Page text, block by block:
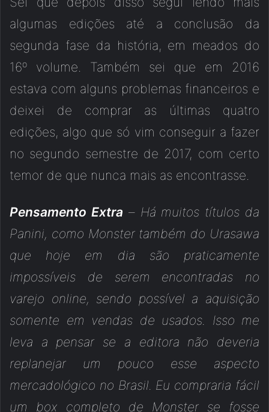
algumas edições até a conclusão da
segunda fase da história, em meados do
16º volume. Também sei que em 2016
estava com alguns problemas financeiros e
deixei de comprar as últimas quatro
edições, algo que só vim conseguir a fazer
no segundo semestre de 2017, com certo
temor de que nunca mais as encontrasse.
Pensamento Extra – Há muitos títulos da
Panini, como Monster também do Urasawa
que hoje em dia são praticamente
impossíveis de serem encontradas no
varejo online, sendo possível a aquisição
somente em vendas de usados. Isso me
leva a pensar se a editora não deveria
replanejar um pouco esse aspecto
mercadológico no Brasil. Eu compraria fácil
um box completo de Monster se fosse